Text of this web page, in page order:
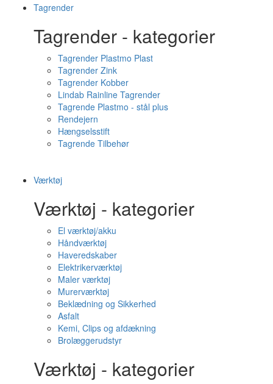
Tagrender
Tagrender - kategorier
Tagrender Plastmo Plast
Tagrender Zink
Tagrender Kobber
Lindab Rainline Tagrender
Tagrende Plastmo - stål plus
Rendejern
Hængselsstift
Tagrende Tilbehør
Værktøj
Værktøj - kategorier
El værktøj/akku
Håndværktøj
Haveredskaber
Elektrikerværktøj
Maler værktøj
Murerværktøj
Beklædning og Sikkerhed
Asfalt
Kemi, Clips og afdækning
Brolæggerudstyr
Værktøj - kategorier